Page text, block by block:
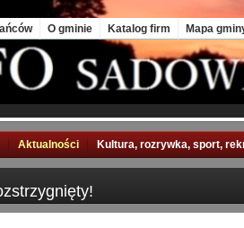
O gminie Katalog firm Mapa
Aktualności Kultura, rozrywka, sport,